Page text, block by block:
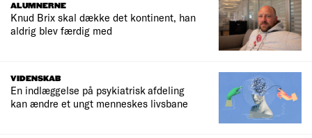
ALUMNERNE
Knud Brix skal dække det kontinent, han
aldrig blev færdig med
VIDENSKAB
En indlæggelse på psykiatrisk afdeling
kan ændre et ungt menneskes livsbane